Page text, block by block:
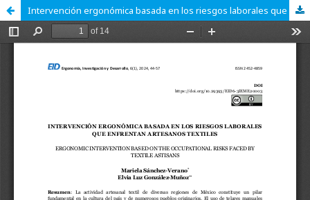
Intervención ergonómica basada en los riesgos laborales que enfrentan artesanos textiles